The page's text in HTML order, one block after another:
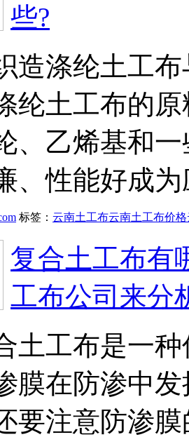
些?
造涤纶土工
纶土工布的
、乙烯基和
、性能好成
标签： 云南土工布云南土工布价格
复合土工布有
工布公司来分
土工布是一
膜在防渗中
要注意防渗